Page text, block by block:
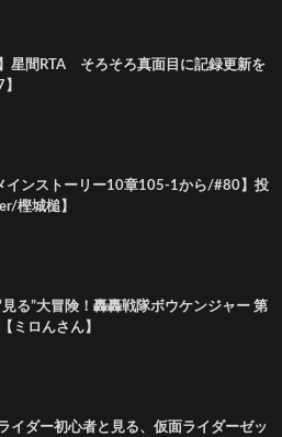
】星間RTA そろそろ真面目に記録更新を
インストーリー10章105-1から/#80】投
樫城槌】
見る”大冒険！轟轟戦隊ボウケンジャー 第
ミロんさん】
イダー初心者と見る、仮面ライダーゼッ